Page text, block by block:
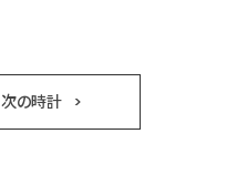
次の時計